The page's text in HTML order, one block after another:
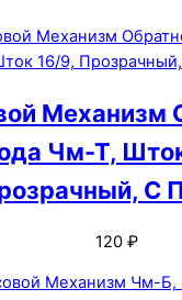
Механизм
Чм-Т,
С
120 ₽